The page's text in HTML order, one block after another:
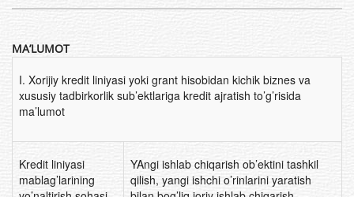
MA’LUMOT
I. Xorijiy kredit liniyasi yoki grant hisobidan kichik biznes va
xususiy tadbirkorlik sub’ektlariga kredit ajratish to’g’risida
ma’lumot
Kredit liniyasi
mablag’larining
YAngi ishlab chiqarish ob’ektini tashkil
qilish, yangi ishchi o’rinlarini yaratish